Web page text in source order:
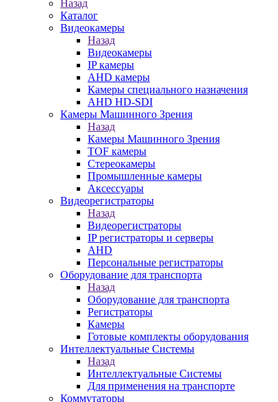
Назад
Каталог
Видеокамеры
Назад
Видеокамеры
IP камеры
AHD камеры
Камеры специального назначения
AHD HD-SDI
Камеры Машинного Зрения
Назад
Камеры Машинного Зрения
TOF камеры
Стереокамеры
Промышленные камеры
Аксессуары
Видеорегистраторы
Назад
Видеорегистраторы
IP регистраторы и серверы
AHD
Персональные регистраторы
Оборудование для транспорта
Назад
Оборудование для транспорта
Регистраторы
Камеры
Готовые комплекты оборудования
Интеллектуальные Системы
Назад
Интеллектуальные Системы
Для применения на транспорте
Коммутаторы